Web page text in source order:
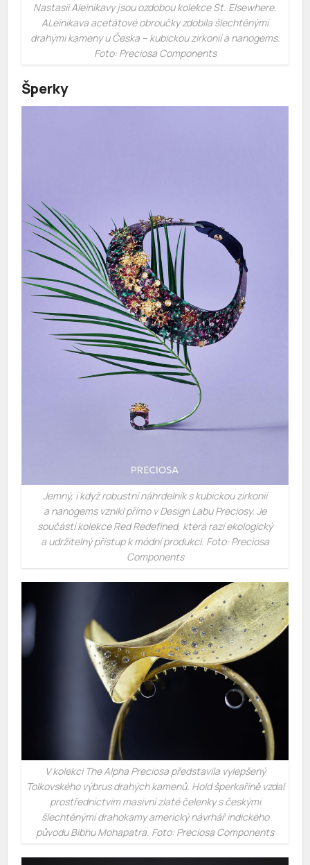
Nastasii Aleinikavy jsou ozdobou kolekce St. Elsewhere.
ALeinikava acetátové obroučky zdobila šlechtěnými
drahými kameny u Česka – kubickou zirkonií a nanogems.
Foto: Preciosa Components
Šperky
Jemný, i když robustní náhrdelník s kubickou zirkonií
a nanogems vznikl přímo v Design Labu Preciosy. Je
součástí kolekce Red Redefined, která razí ekologický
a udržitelný přístup k módní produkci. Foto: Preciosa
Components
V kolekci The Alpha Preciosa představila vylepšený
Tolkovského výbrus drahých kamenů. Hold šperkařině vzdal
prostřednictvím masivní zlaté čelenky s českými
šlechtěnými drahokamy americký návrhář indického
původu Bibhu Mohapatra. Foto: Preciosa Components